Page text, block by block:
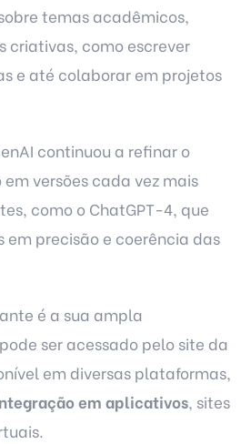
temas acadêmicos,
criativas, como escrever
e até colaborar em projetos
continuou a refinar o
versões cada vez mais
como o ChatGPT-4, que
em precisão e coerência das
é a sua ampla
ser acessado pelo site da
em diversas plataformas,
em aplicativos, sites